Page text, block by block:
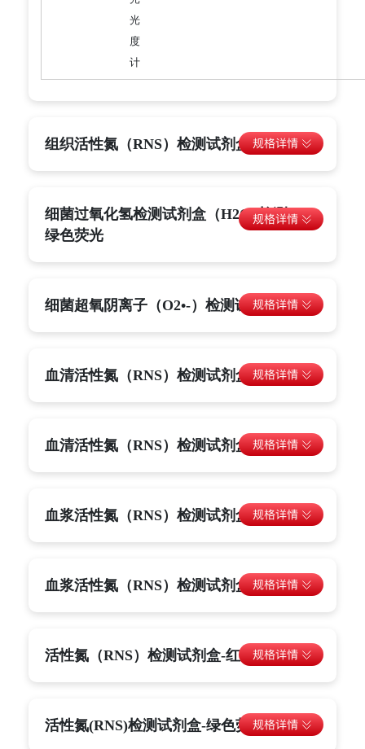
光
度
计
组织活性氮（RNS）检测试剂盒-绿色荧光
细菌过氧化氢检测试剂盒（H2O2检测）-
绿色荧光
细菌超氧阴离子（O2•-）检测试剂盒-绿色
血清活性氮（RNS）检测试剂盒-绿色荧光
血清活性氮（RNS）检测试剂盒-红色荧光
血浆活性氮（RNS）检测试剂盒-绿色荧光
血浆活性氮（RNS）检测试剂盒-红色荧光
活性氮（RNS）检测试剂盒-红色荧光
活性氮(RNS)检测试剂盒-绿色荧光